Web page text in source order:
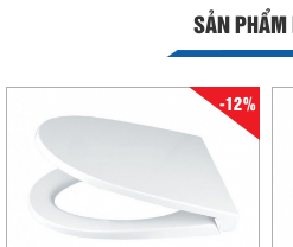
SẢN PHẨM
-12%